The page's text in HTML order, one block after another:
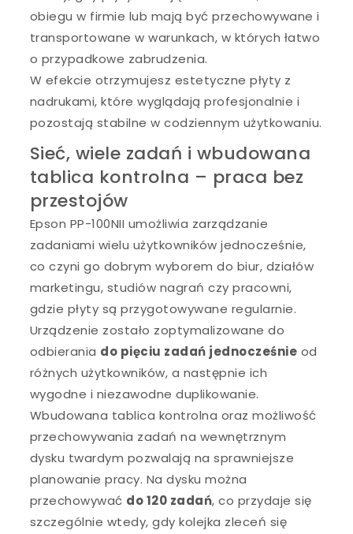
obiegu w firmie lub mają być przechowywane i
transportowane w warunkach, w których łatwo
o przypadkowe zabrudzenia.
W efekcie otrzymujesz estetyczne płyty z
nadrukami, które wyglądają profesjonalnie i
pozostają stabilne w codziennym użytkowaniu.
Sieć, wiele zadań i wbudowana
tablica kontrolna – praca bez
przestojów
Epson PP-100NII umożliwia zarządzanie
zadaniami wielu użytkowników jednocześnie,
co czyni go dobrym wyborem do biur, działów
marketingu, studiów nagrań czy pracowni,
gdzie płyty są przygotowywane regularnie.
Urządzenie zostało zoptymalizowane do
odbierania do pięciu zadań jednocześnie od
różnych użytkowników, a następnie ich
wygodne i niezawodne duplikowanie.
Wbudowana tablica kontrolna oraz możliwość
przechowywania zadań na wewnętrznym
dysku twardym pozwalają na sprawniejsze
planowanie pracy. Na dysku można
przechowywać do 120 zadań, co przydaje się
szczególnie wtedy, gdy kolejka zleceń się